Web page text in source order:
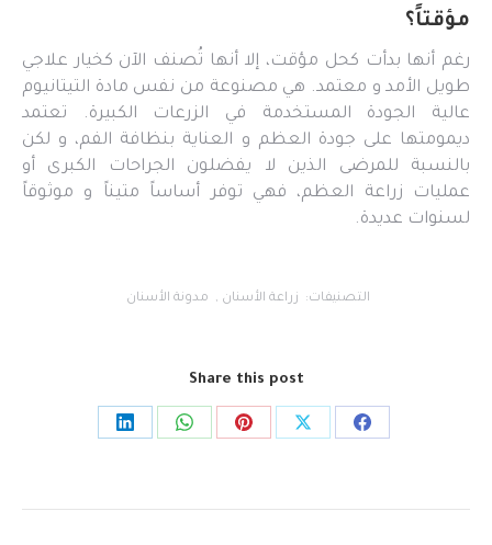
مؤقتاً؟
رغم أنها بدأت كحل مؤقت، إلا أنها تُصنف الآن كخيار علاجي
طويل الأمد و معتمد. هي مصنوعة من نفس مادة التيتانيوم
عالية الجودة المستخدمة في الزرعات الكبيرة. تعتمد
ديمومتها على جودة العظم و العناية بنظافة الفم، و لكن
بالنسبة للمرضى الذين لا يفضلون الجراحات الكبرى أو
عمليات زراعة العظم، فهي توفر أساساً متيناً و موثوقاً
لسنوات عديدة.
التصنيفات: زراعة الأسنان , مدونة الأسنان
Share this post
Share
Share
Share
Share
Share